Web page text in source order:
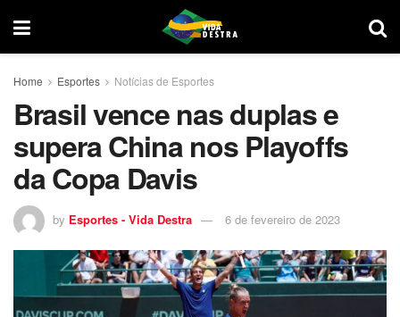
Home Esportes Notícias de Esportes
Brasil vence nas duplas e
supera China nos Playoffs
da Copa Davis
by Esportes - Vida Destra 6 de fevereiro de 2023